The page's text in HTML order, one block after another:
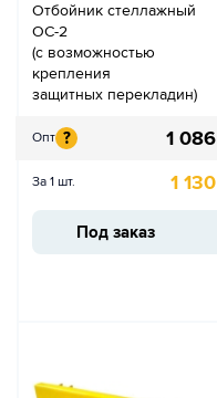
Отбойник стеллажный
ОС-2
(с возможностью
крепления
защитных перекладин)
Опт ? 1 086
За 1 шт. 1 130
Под заказ